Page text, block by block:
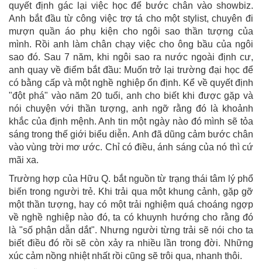
quyết định gác lại việc học để bước chân vào showbiz.
Anh bắt đầu từ công việc trợ tá cho một stylist, chuyên đi
mượn quần áo phụ kiện cho ngôi sao thần tượng của
mình. Rồi anh làm chân chạy việc cho ông bầu của ngôi
sao đó. Sau 7 năm, khi ngôi sao ra nước ngoài định cư,
anh quay về điểm bắt đầu: Muốn trở lại trường đại học để
có bằng cấp và một nghề nghiệp ổn định. Kể về quyết định
"đột phá" vào năm 20 tuổi, anh cho biết khi được gặp và
nói chuyện với thần tượng, anh ngỡ rằng đó là khoảnh
khắc của định mệnh. Anh tin một ngày nào đó mình sẽ tỏa
sáng trong thế giới biểu diễn. Anh đã dũng cảm bước chân
vào vùng trời mơ ước. Chỉ có điều, ánh sáng của nó thì cứ
mãi xa.
Trường hợp của Hữu Q. bắt nguồn từ trạng thái tâm lý phổ
biến trong người trẻ. Khi trải qua một khung cảnh, gặp gỡ
một thần tượng, hay có một trải nghiệm quá choáng ngợp
về nghề nghiệp nào đó, ta có khuynh hướng cho rằng đó
là "số phận dẫn dắt". Nhưng người từng trải sẽ nói cho ta
biết điều đó rồi sẽ còn xảy ra nhiều lần trong đời. Những
xúc cảm nồng nhiệt nhất rồi cũng sẽ trôi qua, nhanh thôi.